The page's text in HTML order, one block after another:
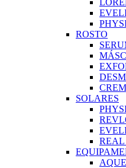
ROSTO
SOLARES
REAL